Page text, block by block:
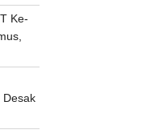
Ke-
Desak